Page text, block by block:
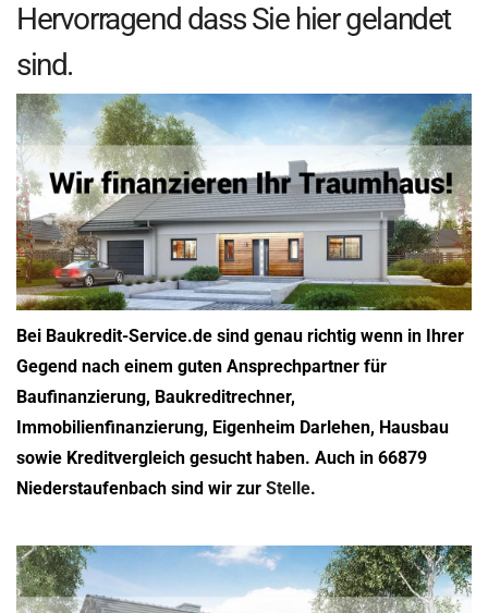
Hervorragend dass Sie hier gelandet
sind.
Bei Baukredit-Service.de sind genau richtig wenn in Ihrer
Gegend nach einem guten Ansprechpartner für
Baufinanzierung, Baukreditrechner,
Immobilienfinanzierung, Eigenheim Darlehen, Hausbau
sowie Kreditvergleich gesucht haben. Auch in 66879
Niederstaufenbach sind wir zur Stelle.